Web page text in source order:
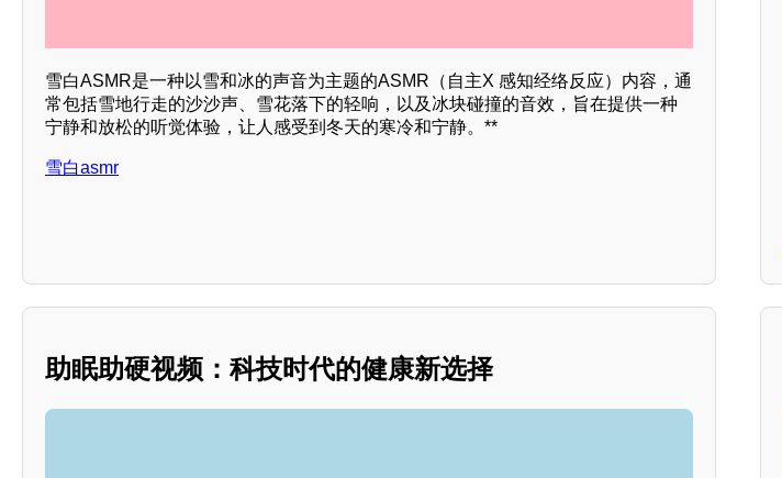
雪白ASMR是一种以雪和冰的声音为主题的ASMR（自主X 感知经络反应）内容，通
常包括雪地行走的沙沙声、雪花落下的轻响，以及冰块碰撞的音效，旨在提供一种
宁静和放松的听觉体验，让人感受到冬天的寒冷和宁静。**
雪白asmr
助眠助硬视频：科技时代的健康新选择